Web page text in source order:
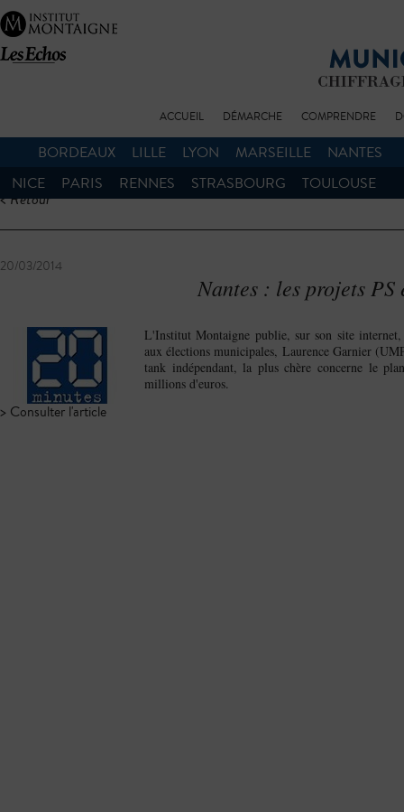
ACCUEIL DÉMARCHE COMPRENDRE
BORDEAUX LILLE LYON MARSEILLE
NANTES
NICE
PARIS RENNES STRASBOURG TOULOUSE
< Retour
20/03/2014
Nantes : les projets
L'Institut Montaigne publie, sur son site
aux élections municipales, Laurence Garnier
tank indépendant, la plus chère concerne le
millions d'euros.
> Consulter l'article